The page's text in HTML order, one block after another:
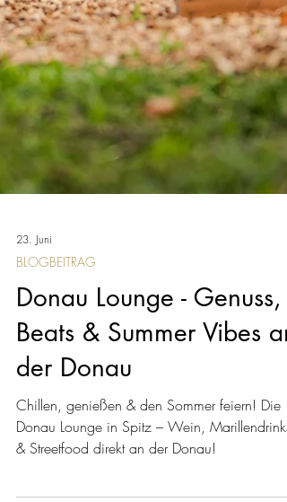
23. Juni
BLOGBEITRAG
Donau Lounge - Genuss,
Beats & Summer Vibes an